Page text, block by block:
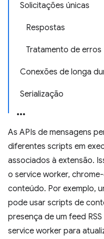
Solicitações únicas
Respostas
Tratamento de erros
Conexões de longa
Serialização
As APIs de mensagens
diferentes scripts em
associados à extensão.
o service worker,
conteúdo. Por exemplo,
pode usar scripts de
presença de um feed
service worker para